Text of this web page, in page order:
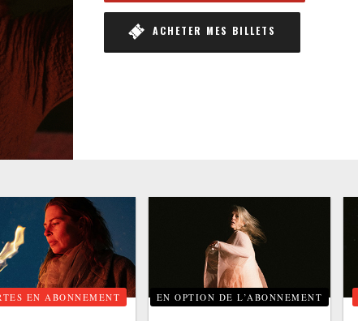
ACHETER MES BILLETS
EN ABONNEMENT EN OPTION DE L’ABONNEMENT